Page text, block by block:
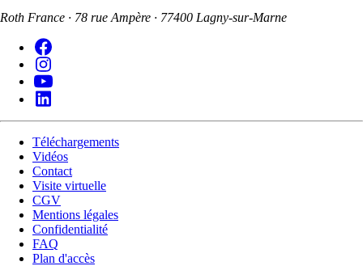
Roth France · 78 rue Ampère · 77400 Lagny-sur-Marne
Téléchargements
Vidéos
Contact
Visite virtuelle
CGV
Mentions légales
Confidentialité
FAQ
Plan d'accès